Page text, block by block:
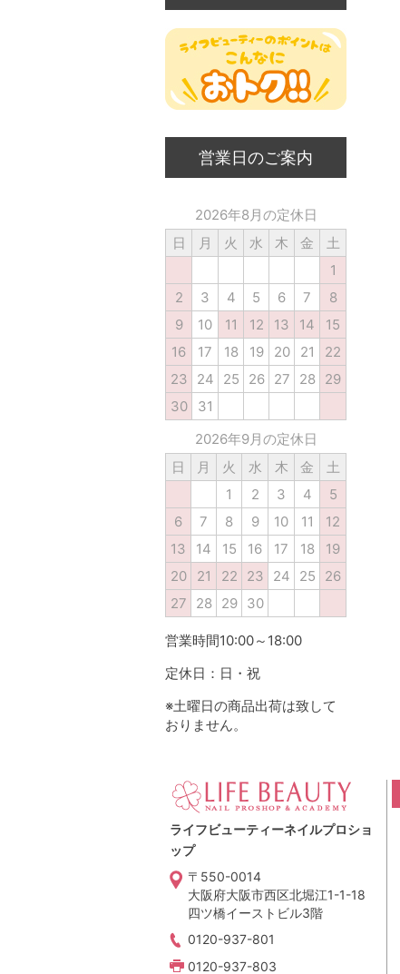
営業日のご案内
2026年8月の定休日
日
月 火 水 木 金
土
1
2
3 4 5 6 7
8
9
10 11 12 13 14
15
16
17 18 19 20 21
22
23
24 25 26 27 28
29
30
31
2026年9月の定休日
日
月 火 水 木 金
土
1
2 3 4
5
6
7 8 9 10 11
12
13
14 15 16 17 18
19
20
21 22 23 24 25
26
27
28 29 30
営業時間10:00～18:00
定休日：日・祝
※土曜日の商品出荷は致して
おりません。
ライフビューティーネイルプロショ
ップ
〒550-0014
大阪府大阪市西区北堀江1-1-18
四ツ橋イーストビル3階
0120-937-801
0120-937-803